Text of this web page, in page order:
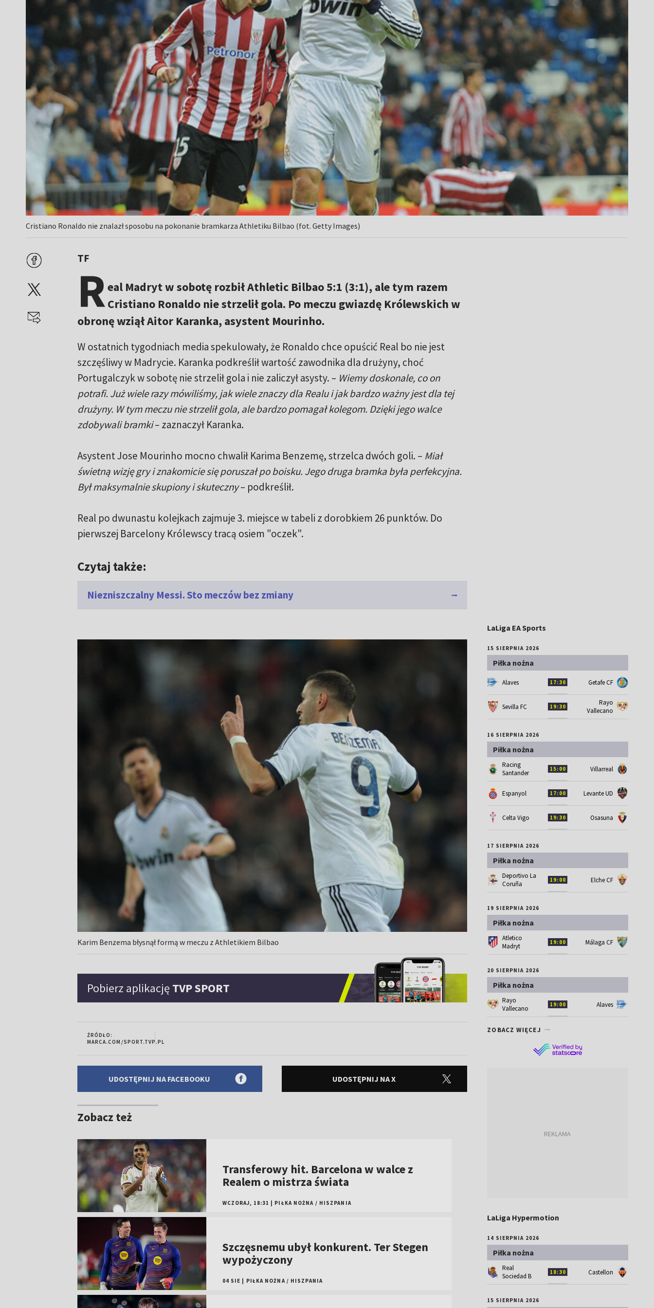
Cristiano Ronaldo nie znalazł sposobu na pokonanie bramkarza Athletiku Bilbao (fot. Getty Images)
TF
Real Madryt w sobotę rozbił Athletic Bilbao 5:1 (3:1), ale tym razem
Cristiano Ronaldo nie strzelił gola. Po meczu gwiazdę Królewskich w
obronę wziął Aitor Karanka, asystent Mourinho.
W ostatnich tygodniach media spekulowały, że Ronaldo chce opuścić Real bo nie jest
szczęśliwy w Madrycie. Karanka podkreślił wartość zawodnika dla drużyny, choć
Portugalczyk w sobotę nie strzelił gola i nie zaliczył asysty. – Wiemy doskonale, co on
potrafi. Już wiele razy mówiliśmy, jak wiele znaczy dla Realu i jak bardzo ważny jest dla tej
drużyny. W tym meczu nie strzelił gola, ale bardzo pomagał kolegom. Dzięki jego walce
zdobywali bramki– zaznaczył Karanka.
Asystent Jose Mourinho mocno chwalił Karima Benzemę, strzelca dwóch goli. – Miał
świetną wizję gry i znakomicie się poruszał po boisku. Jego druga bramka była perfekcyjna.
Był maksymalnie skupiony i skuteczny– podkreślił.
Real po dwunastu kolejkach zajmuje 3. miejsce w tabeli z dorobkiem 26 punktów. Do
pierwszej Barcelony Królewscy tracą osiem "oczek".
Czytaj także:
Niezniszczalny Messi. Sto meczów bez zmiany
Karim Benzema błysnął formą w meczu z Athletikiem Bilbao
Pobierz aplikację TVP SPORT
ŹRÓDŁO:
MARCA.COM/SPORT.TVP.PL
UDOSTĘPNIJ NA FACEBOOKU UDOSTĘPNIJ NA X
Zobacz też
Transferowy hit. Barcelona w walce z
Realem o mistrza świata
WCZORAJ, 18:31 | PIŁKA NOŻNA / HISZPANIA
Szczęsnemu ubył konkurent. Ter Stegen
wypożyczony
04 SIE | PIŁKA NOŻNA / HISZPANIA
LaLiga EA Sports
15 SIERPNIA 2026
Piłka nożna
Alaves 17:30 Getafe CF
Sevilla FC 19:30
Rayo
Vallecano
16 SIERPNIA 2026
Piłka nożna
Racing
Santander
15:00 Villarreal
Espanyol 17:00 Levante UD
Celta Vigo 19:30 Osasuna
17 SIERPNIA 2026
Piłka nożna
Deportivo La
Coruña
19:00 Elche CF
19 SIERPNIA 2026
Piłka nożna
Atletico
Madryt
19:00 Málaga CF
20 SIERPNIA 2026
Piłka nożna
Rayo
Vallecano
19:00 Alaves
ZOBACZ WIĘCEJ
LaLiga Hypermotion
14 SIERPNIA 2026
Piłka nożna
Real
Sociedad B
18:30 Castellon
15 SIERPNIA 2026